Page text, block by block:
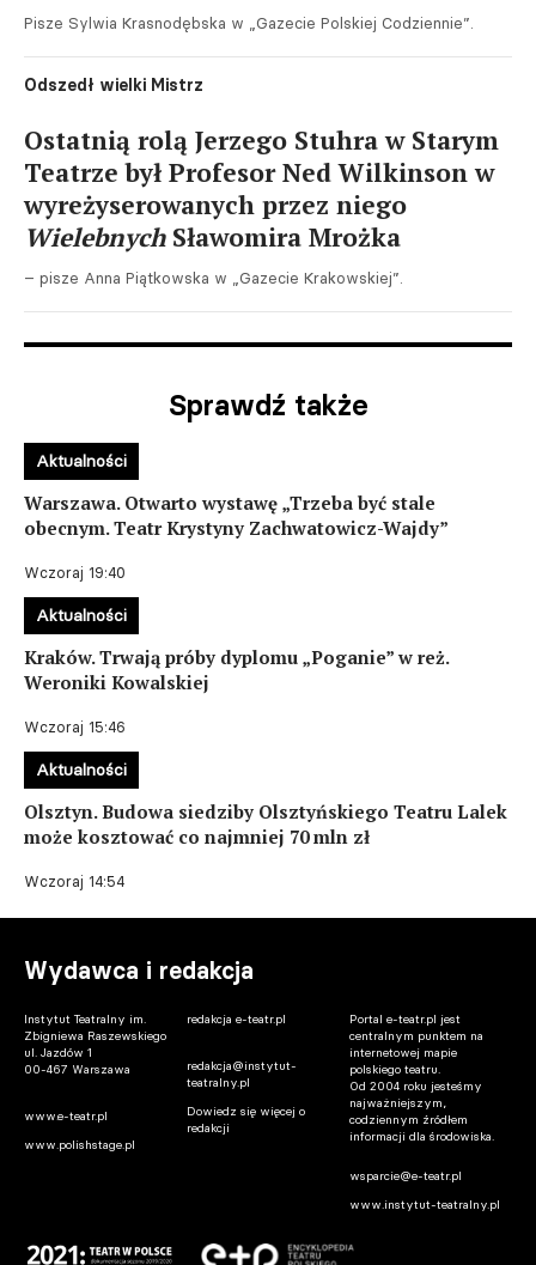
Pisze Sylwia Krasnodębska w „Gazecie Polskiej Codziennie”.
Odszedł wielki Mistrz
Ostatnią rolą Jerzego Stuhra w Starym
Teatrze był Profesor Ned Wilkinson w
wyreżyserowanych przez niego
WielebnychSławomira Mrożka
– pisze Anna Piątkowska w „Gazecie Krakowskiej”.
Sprawdź także
Warszawa. Otwarto wystawę „Trzeba być stale
obecnym. Teatr Krystyny Zachwatowicz-Wajdy”
Wczoraj 19:40
Aktualności
Kraków. Trwają próby dyplomu „Poganie” w reż.
Weroniki Kowalskiej
Wczoraj 15:46
Aktualności
Olsztyn. Budowa siedziby Olsztyńskiego Teatru Lalek
może kosztować co najmniej 70 mln zł
Wczoraj 14:54
Aktualności
Wydawca i redakcja
Instytut Teatralny im.
Zbigniewa Raszewskiego
ul. Jazdów 1
00-467 Warszawa
www.e-teatr.pl
www.polishstage.pl
redakcja e-teatr.pl
redakcja@instytut-
teatralny.pl
Dowiedz się więcej o
redakcji
Portal e-teatr.pl jest
centralnym punktem na
internetowej mapie
polskiego teatru.
Od 2004 roku jesteśmy
najważniejszym,
codziennym źródłem
informacji dla środowiska.
wsparcie@e-teatr.pl
www.instytut-teatralny.pl